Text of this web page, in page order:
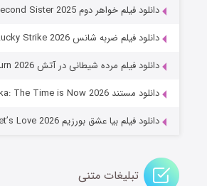
جادوگری در مغولستان
دانلود فیلم خواهر دوم Second Sister 2025
دانلود فیلم ضربه شانس Lucky Strike 2026
دانلود فیلم مرده شیطانی در آتش Evil Dead Burn 2026
دانلود مستند Bukayo Saka: The Time is Now 2026
دانلود فیلم بیا عشق بورزیم Let’s Love 2026
تبلیغات متنی